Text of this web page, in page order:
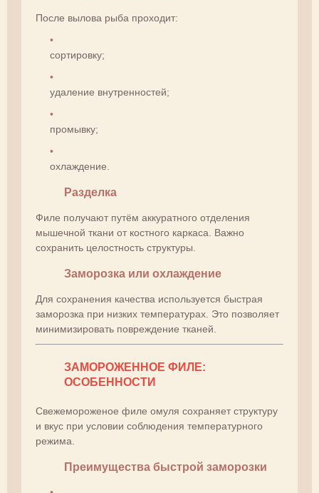
После вылова рыба проходит:
сортировку;
удаление внутренностей;
промывку;
охлаждение.
Разделка
Филе получают путём аккуратного отделения
мышечной ткани от костного каркаса. Важно
сохранить целостность структуры.
Заморозка или охлаждение
Для сохранения качества используется быстрая
заморозка при низких температурах. Это позволяет
минимизировать повреждение тканей.
ЗАМОРОЖЕННОЕ ФИЛЕ:
ОСОБЕННОСТИ
Свежемороженое филе омуля сохраняет структуру
и вкус при условии соблюдения температурного
режима.
Преимущества быстрой заморозки